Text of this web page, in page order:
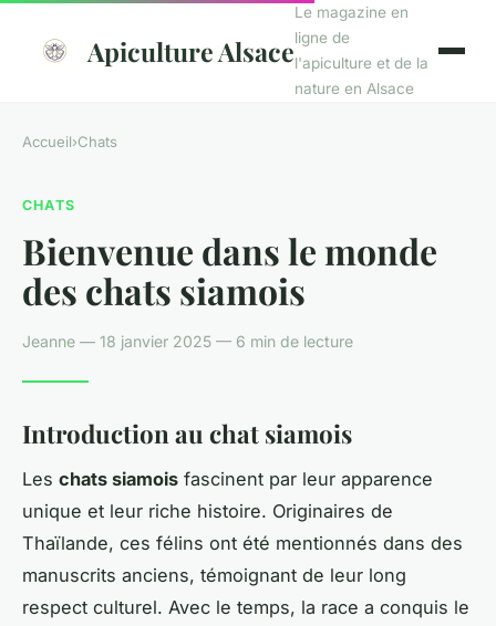
Apiculture Alsace
Le magazine en
ligne de
l'apiculture et de la
nature en Alsace
Accueil›Chats
CHATS
Bienvenue dans le monde
des chats siamois
Jeanne — 18 janvier 2025 — 6 min de lecture
Introduction au chat siamois
Les chats siamois fascinent par leur apparence
unique et leur riche histoire. Originaires de
Thaïlande, ces félins ont été mentionnés dans des
manuscrits anciens, témoignant de leur long
respect culturel. Avec le temps, la race a conquis le